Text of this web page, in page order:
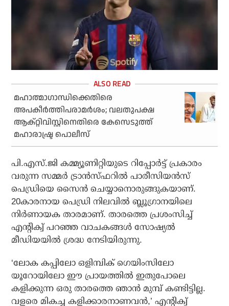
മഹാത്മാഗാന്ധിക്കെതിരെ
അപകീര്‍ത്തിപരാമര്‍ശം; വലതുപക്ഷ
ആക്റ്റിവിസ്റ്റിനെതിരെ കേസെടുത്ത്
മഹാരാഷ്ട്ര പൊലീസ്
പി.എസ്.ജി കമ്മ്യൂണിറ്റിയുടെ റിപ്പോര്‍ട്ട് പ്രകാരം
വരുന്ന സമ്മര്‍ ട്രാന്‍സ്ഫറില്‍ പാരീസിയന്‍സ്
പെഡ്രിയെ സൈന്‍ ചെയ്യാനൊരുങ്ങുകയാണ്.
20കാരനായ പെഡ്രി നിലവില്‍ ബ്ലൂഗ്രാനയിലെ
നിര്‍ണായക താരമാണ്. താരത്തെ പ്രശംസിച്ച്
എന്റിക്വ് പറഞ്ഞ വാചകങ്ങള്‍ സോഷ്യല്‍
മീഡിയയില്‍ ശ്രദ്ധ നേടിയിരുന്നു.
‘ലോക കപ്പിലോ ഒളിമ്പിക് ഗെയിംസിലോ
യൂറോയിലോ ഈ പ്രായത്തില്‍ ഇതുപോലെ
കളിക്കുന്ന ഒരു താരത്തെ ഞാന്‍ മുമ്പ് കണ്ടിട്ടില്ല.
വളരെ മികച്ച കളിക്കാരനാണവന്‍,’ എന്റിക്വ്